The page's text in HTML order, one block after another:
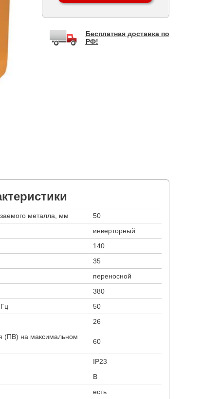
Бесплатная доставка по
РФ!
металла, мм
50
инверторный
140
35
переносной
380
50
26
(ПВ) на максимальном
60
IP23
В
есть